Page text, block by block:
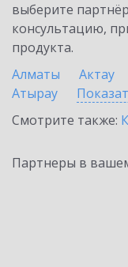
выберите
консультацию,
продукта.
Алматы
Актау
Атырау
Смотрите также:
Партнеры в